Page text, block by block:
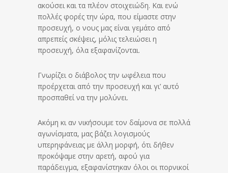
ακούσει και τα πλέον στοιχειώδη. Και ενώ
πολλές φορές την ώρα, που είμαστε στην
προσευχή, ο νους μας είναι γεμάτο από
απρεπείς σκέψεις, μόλις τελειώσει η
προσευχή, όλα εξαφανίζονται.
Γνωρίζει ο διάβολος την ωφέλεια που
προέρχεται από την προσευχή και γι’ αυτό
προσπαθεί να την μολύνει.
Ακόμη κι αν νικήσουμε τον δαίμονα σε πολλά
αγωνίσματα, μας βάζει λογισμούς
υπερηφάνειας με άλλη μορφή, ότι δήθεν
προκόψαμε στην αρετή, αφού για
παράδειγμα, εξαφανίστηκαν όλοι οι πορνικοί